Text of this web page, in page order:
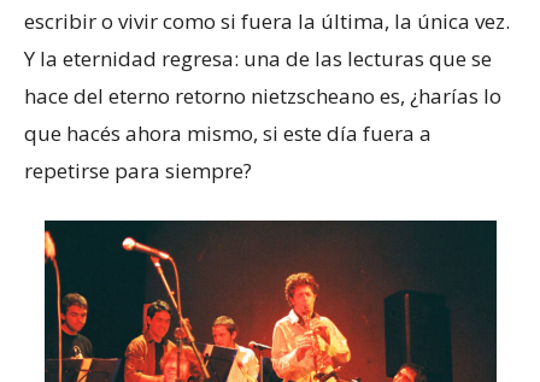
escribir o vivir como si fuera la última, la única vez.
Y la eternidad regresa: una de las lecturas que se
hace del eterno retorno nietzscheano es, ¿harías lo
que hacés ahora mismo, si este día fuera a
repetirse para siempre?